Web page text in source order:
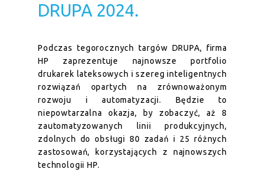
DRUPA 2024.
Podczas tegorocznych targów DRUPA, firma
HP zaprezentuje najnowsze portfolio
drukarek lateksowych i szereg inteligentnych
rozwiązań opartych na zrównoważonym
rozwoju i automatyzacji. Będzie to
niepowtarzalna okazja, by zobaczyć, aż 8
zautomatyzowanych linii produkcyjnych,
zdolnych do obsługi 80 zadań i 25 różnych
zastosowań, korzystających z najnowszych
technologii HP.